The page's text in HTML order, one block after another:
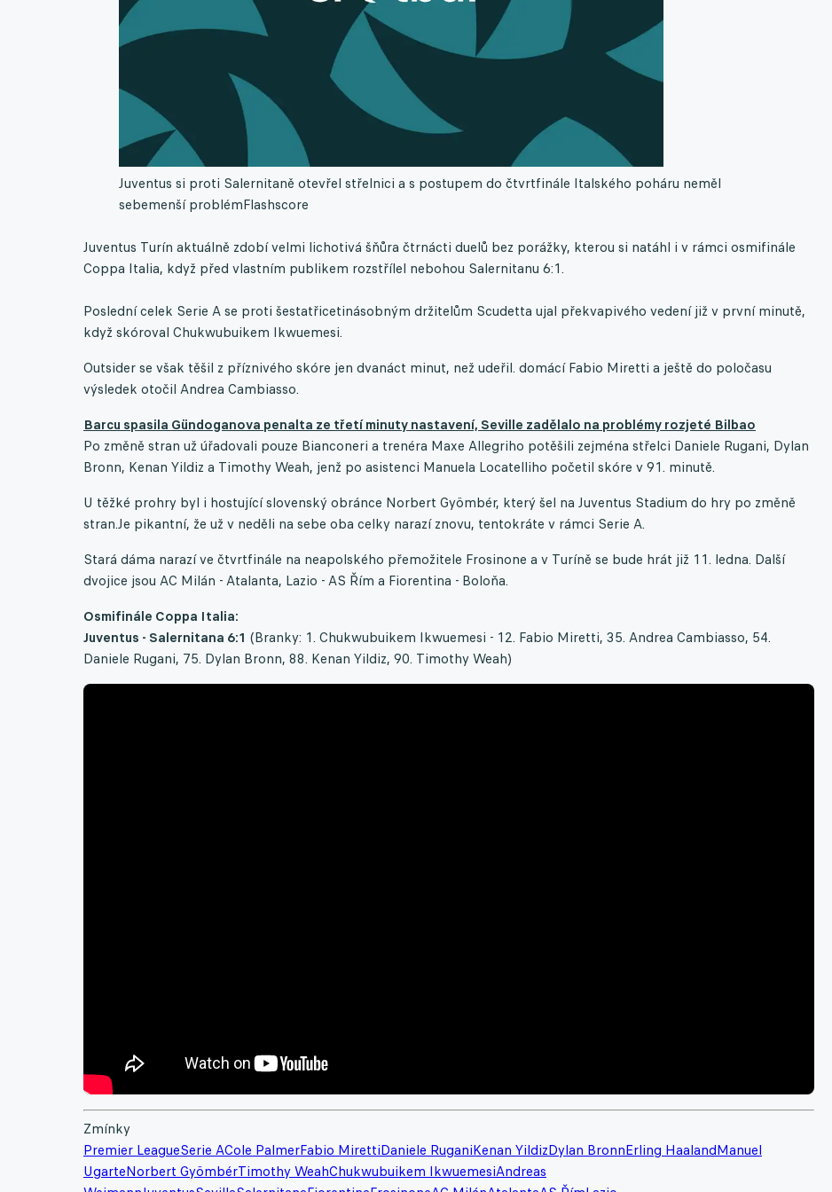
Juventus si proti Salernitaně otevřel střelnici a s postupem do čtvrtfinále Italského poháru neměl
sebemenší problémFlashscore
Juventus Turín aktuálně zdobí velmi lichotivá šňůra čtrnácti duelů bez porážky, kterou si natáhl i v rámci osmifinále
Coppa Italia, když před vlastním publikem rozstřílel nebohou Salernitanu 6:1.
Poslední celek Serie A se proti šestatřicetinásobným držitelům Scudetta ujal překvapivého vedení již v první minutě,
když skóroval Chukwubuikem Ikwuemesi.
Outsider se však těšil z příznivého skóre jen dvanáct minut, než udeřil. domácí Fabio Miretti a ještě do poločasu
výsledek otočil Andrea Cambiasso.
Barcu spasila Gündoganova penalta ze třetí minuty nastavení, Seville zadělalo na problémy rozjeté Bilbao
Po změně stran už úřadovali pouze Bianconeri a trenéra Maxe Allegriho potěšili zejména střelci Daniele Rugani, Dylan
Bronn, Kenan Yildiz a Timothy Weah, jenž po asistenci Manuela Locatelliho početil skóre v 91. minutě.
U těžké prohry byl i hostující slovenský obránce Norbert Gyömbér, který šel na Juventus Stadium do hry po změně
stran.Je pikantní, že už v neděli na sebe oba celky narazí znovu, tentokráte v rámci Serie A.
Stará dáma narazí ve čtvrtfinále na neapolského přemožitele Frosinone a v Turíně se bude hrát již 11. ledna. Další
dvojice jsou AC Milán - Atalanta, Lazio - AS Řím a Fiorentina - Boloňa.
Osmifinále Coppa Italia:
Juventus - Salernitana 6:1 (Branky: 1. Chukwubuikem Ikwuemesi - 12. Fabio Miretti, 35. Andrea Cambiasso, 54.
Daniele Rugani, 75. Dylan Bronn, 88. Kenan Yildiz, 90. Timothy Weah)
Zmínky
Premier LeagueSerie ACole PalmerFabio MirettiDaniele RuganiKenan YildizDylan BronnErling HaalandManuel
UgarteNorbert GyömbérTimothy WeahChukwubuikem IkwuemesiAndreas